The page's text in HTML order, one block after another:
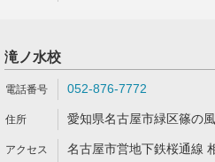
滝ノ水校
052-876-7772
愛知県名古屋市緑区篠の
名古屋市営地下鉄桜通線